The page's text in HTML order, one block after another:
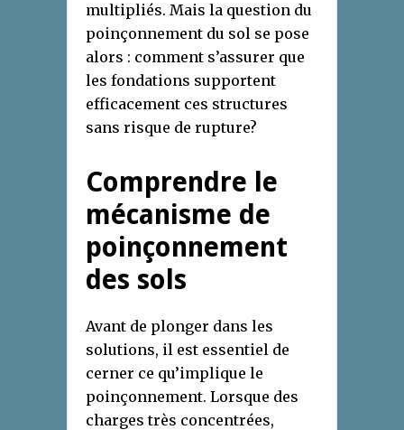
multipliés. Mais la question du
poinçonnement du sol se pose
alors : comment s’assurer que
les fondations supportent
efficacement ces structures
sans risque de rupture?
Comprendre le
mécanisme de
poinçonnement
des sols
Avant de plonger dans les
solutions, il est essentiel de
cerner ce qu’implique le
poinçonnement. Lorsque des
charges très concentrées,